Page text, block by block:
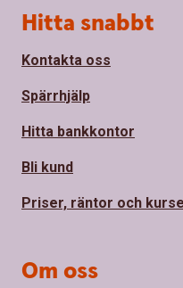
Sidfot
Hitta snabbt
Kontakta oss
Spärrhjälp
Hitta bankkontor
Bli kund
Priser, räntor och
Om oss